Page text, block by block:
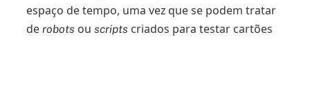
espaço de tempo, uma vez que se podem tratar
de robots ou scripts criados para testar cartões